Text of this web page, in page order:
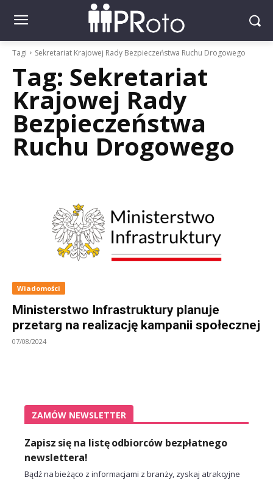
Tagi Sekretariat Krajowej Rady Bezpieczeństwa Ruchu Drogowego
Tag: Sekretariat
Krajowej Rady
Bezpieczeństwa
Ruchu Drogowego
Wiadomości
Ministerstwo Infrastruktury planuje
przetarg na realizację kampanii społecznej
07/08/2024
ZAMÓW NEWSLETTER
Zapisz się na listę odbiorców bezpłatnego
newslettera!
Bądź na bieżąco z informacjami z branży, zyskaj atrakcyjne